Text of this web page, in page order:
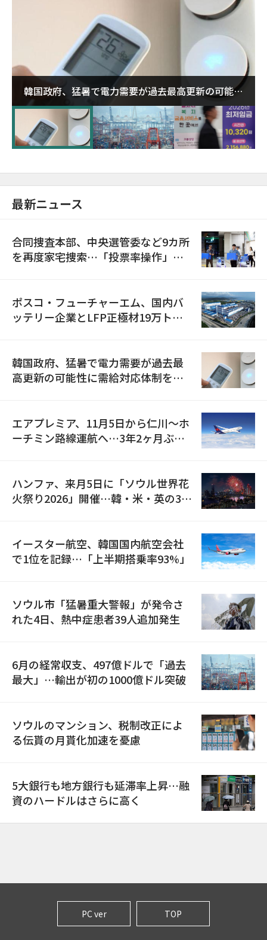
韓国政府、猛暑で電力需要が過去最高更新の可能性
に需給対応体制を点検
最新ニュース
合同捜査本部、中央選管委など9カ所
を再度家宅捜索…「投票率操作」の
ポスコ・フューチャーエム、国内バ
ッテリー企業とLFP正極材19万トン
韓国政府、猛暑で電力需要が過去最
高更新の可能性に需給対応体制を点
エアプレミア、11月5日から仁川〜ホ
ーチミン路線運航へ…3年2ヶ月ぶり
ハンファ、来月5日に「ソウル世界花
火祭り2026」開催…韓・米・英の3カ
イースター航空、韓国国内航空会社
で1位を記録…「上半期搭乗率93%」
ソウル市「猛暑重大警報」が発令さ
れた4日、熱中症患者39人追加発生
6月の経常収支、497億ドルで「過去
最大」…輸出が初の1000億ドル突破
ソウルのマンション、税制改正によ
る伝貰の月貰化加速を憂慮
5大銀行も地方銀行も延滞率上昇…融
資のハードルはさらに高く
PC ver TOP